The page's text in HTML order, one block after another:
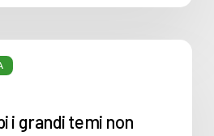
i grandi temi non